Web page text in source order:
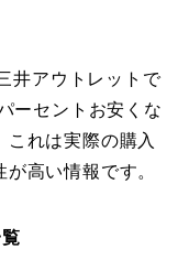
井アウトレットで
ーセントお安くな
れは実際の購入
高い情報です。